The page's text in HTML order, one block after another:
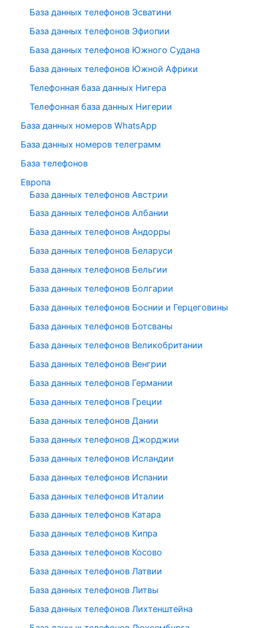
База данных телефонов Эсватини
База данных телефонов Эфиопии
База данных телефонов Южного Судана
База данных телефонов Южной Африки
Телефонная база данных Нигера
Телефонная база данных Нигерии
База данных номеров WhatsApp
База данных номеров телеграмм
База телефонов
Европа
База данных телефонов Австрии
База данных телефонов Албании
База данных телефонов Андорры
База данных телефонов Беларуси
База данных телефонов Бельгии
База данных телефонов Болгарии
База данных телефонов Боснии и Герцеговины
База данных телефонов Ботсваны
База данных телефонов Великобритании
База данных телефонов Венгрии
База данных телефонов Германии
База данных телефонов Греции
База данных телефонов Дании
База данных телефонов Джорджии
База данных телефонов Исландии
База данных телефонов Испании
База данных телефонов Италии
База данных телефонов Катара
База данных телефонов Кипра
База данных телефонов Косово
База данных телефонов Латвии
База данных телефонов Литвы
База данных телефонов Лихтенштейна